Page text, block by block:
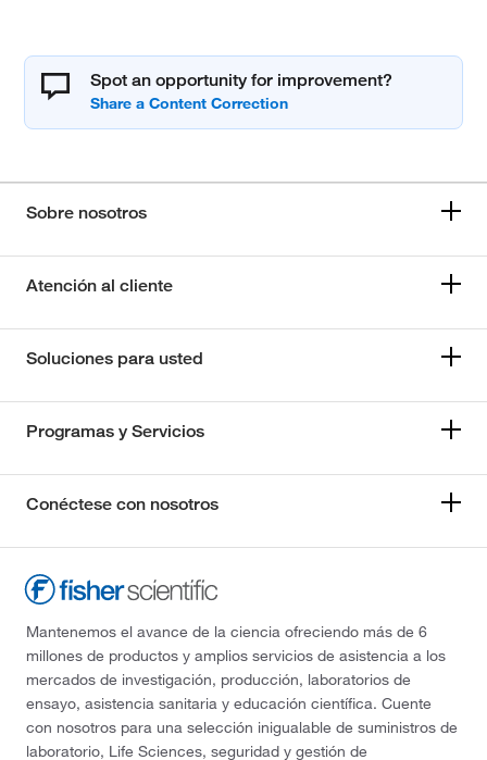
Spot an opportunity for improvement?
Sobre nosotros
Atención al cliente
Soluciones para usted
Programas y Servicios
Conéctese con nosotros
Mantenemos el avance de la ciencia ofreciendo más de 6
millones de productos y amplios servicios de asistencia a los
mercados de investigación, producción, laboratorios de
ensayo, asistencia sanitaria y educación científica. Cuente
con nosotros para una selección inigualable de suministros de
laboratorio, Life Sciences, seguridad y gestión de